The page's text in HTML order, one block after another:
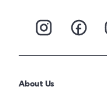
About Us